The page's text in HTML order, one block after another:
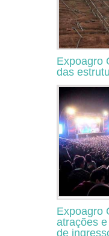
Expoagro
das
Expoagro
atrações
de